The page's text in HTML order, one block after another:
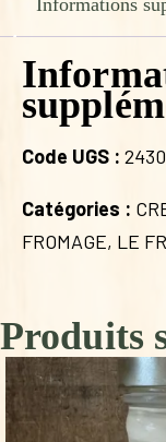
Informations
Code UGS :
Catégories :
FROMAGE, LE
Produits